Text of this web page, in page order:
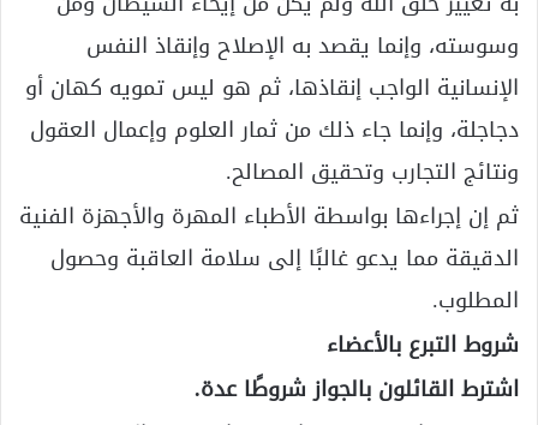
وسوسته، وإنما يقصد به الإصلاح وإنقاذ النفس
الإنسانية الواجب إنقاذها، ثم هو ليس تمويه كهان أو
دجاجلة، وإنما جاء ذلك من ثمار العلوم وإعمال العقول
ونتائج التجارب وتحقيق المصالح.
ثم إن إجراءها بواسطة الأطباء المهرة والأجهزة الفنية
الدقيقة مما يدعو غالبًا إلى سلامة العاقبة وحصول
المطلوب.
شروط التبرع بالأعضاء
اشترط القائلون بالجواز شروطًا عدة.